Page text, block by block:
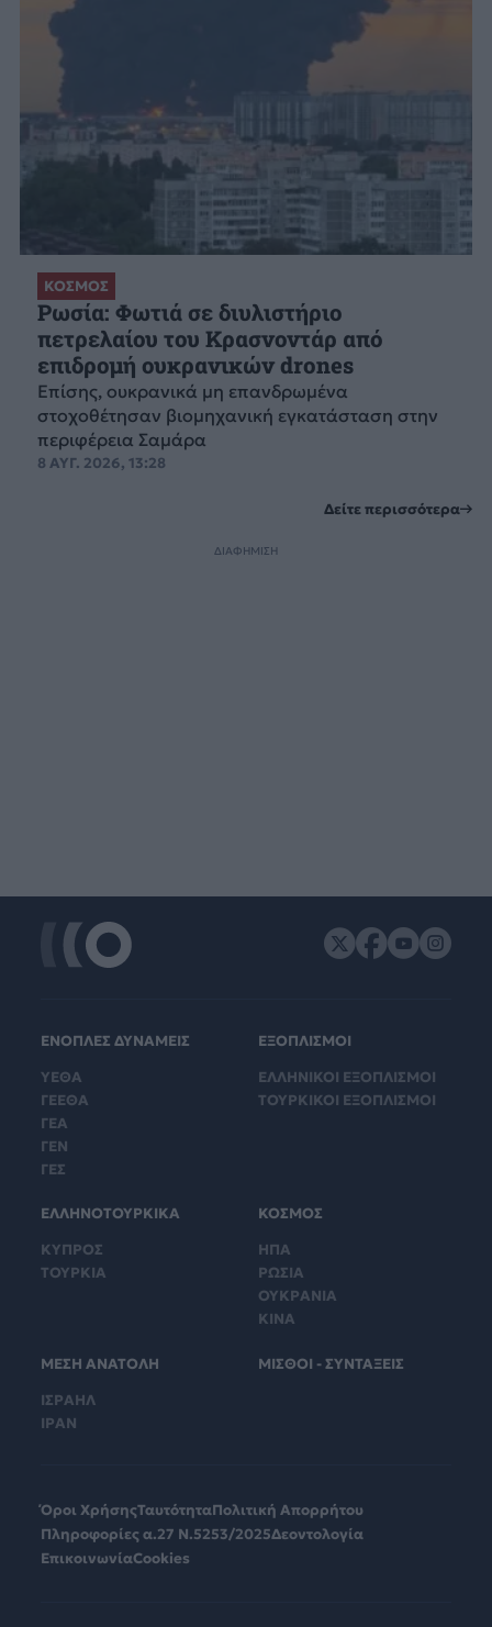
ΚΟΣΜΟΣ
Ρωσία: Φωτιά σε διυλιστήριο
πετρελαίου του Κρασνοντάρ από
επιδρομή ουκρανικών drones
Επίσης, ουκρανικά μη επανδρωμένα
στοχοθέτησαν βιομηχανική εγκατάσταση στην
περιφέρεια Σαμάρα
8 ΑΥΓ. 2026, 13:28
Δείτε περισσότερα
ΔΙΑΦΗΜΙΣΗ
ΕΝΟΠΛΕΣ ΔΥΝΑΜΕΙΣ
ΥΕΘΑ
ΓΕΕΘΑ
ΓΕΑ
ΓΕΝ
ΓΕΣ
ΕΞΟΠΛΙΣΜΟΙ
ΕΛΛΗΝΙΚΟΙ ΕΞΟΠΛΙΣΜΟΙ
ΤΟΥΡΚΙΚΟΙ ΕΞΟΠΛΙΣΜΟΙ
ΕΛΛΗΝΟΤΟΥΡΚΙΚΑ
ΚΥΠΡΟΣ
ΤΟΥΡΚΙΑ
ΚΟΣΜΟΣ
ΗΠΑ
ΡΩΣΙΑ
ΟΥΚΡΑΝΙΑ
ΚΙΝΑ
ΜΕΣΗ ΑΝΑΤΟΛΗ
ΙΣΡΑΗΛ
ΙΡΑΝ
ΜΙΣΘΟΙ - ΣΥΝΤΑΞΕΙΣ
Όροι ΧρήσηςΤαυτότηταΠολιτική Απορρήτου
Πληροφορίες α.27 Ν.5253/2025Δεοντολογία
ΕπικοινωνίαCookies